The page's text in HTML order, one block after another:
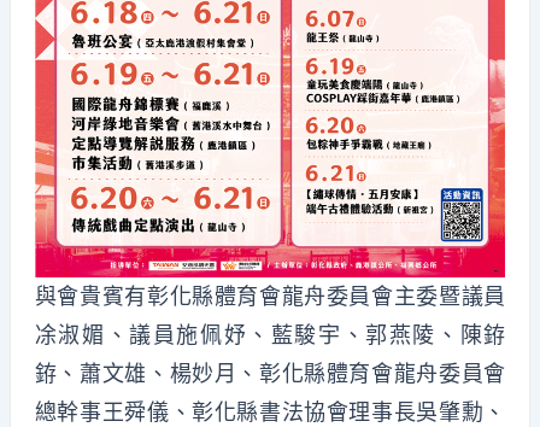
與會貴賓有彰化縣體育會龍舟委員會主委暨議員
凃淑媚、議員施佩妤、藍駿宇、郭燕陵、陳銌
銌、蕭文雄、楊妙月、彰化縣體育會龍舟委員會
總幹事王舜儀、彰化縣書法協會理事長吳肇勳、